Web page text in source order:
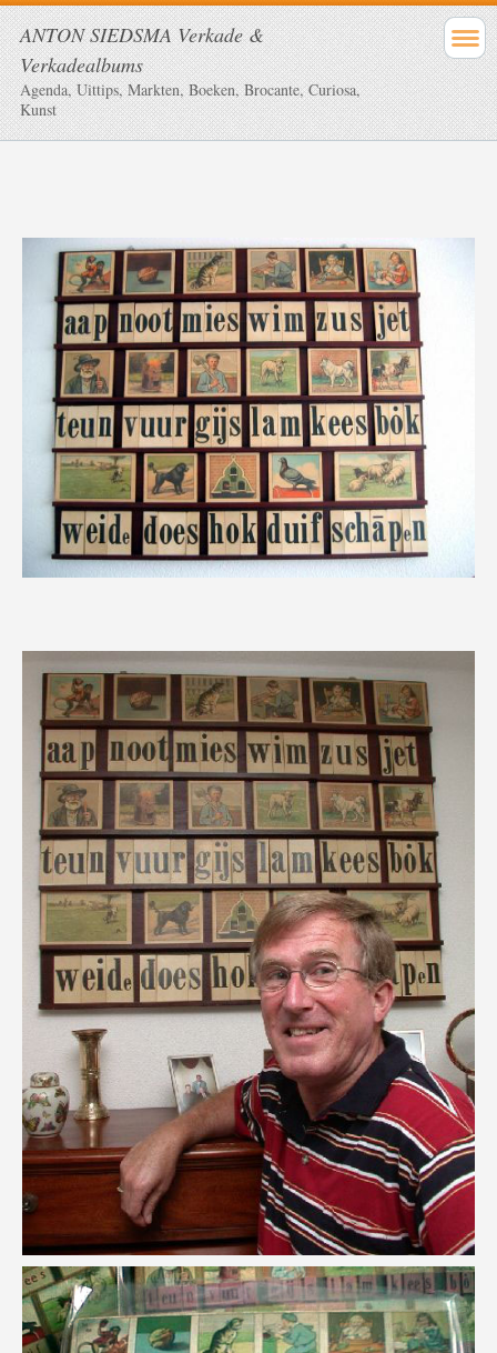
ANTON SIEDSMA Verkade &
Verkadealbums
Agenda, Uittips, Markten, Boeken, Brocante, Curiosa,
Kunst